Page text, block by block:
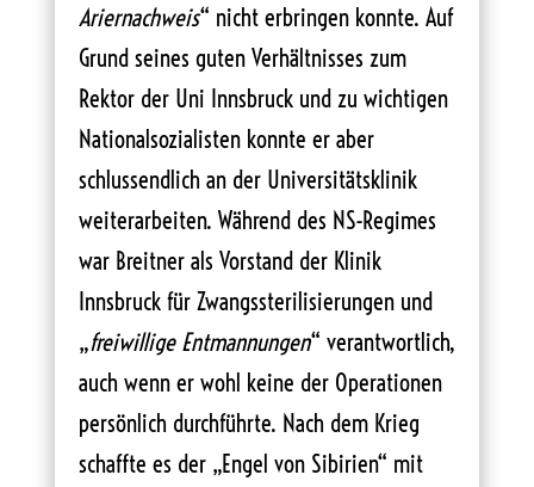
Ariernachweis“ nicht erbringen konnte. Auf
Grund seines guten Verhältnisses zum
Rektor der Uni Innsbruck und zu wichtigen
Nationalsozialisten konnte er aber
schlussendlich an der Universitätsklinik
weiterarbeiten. Während des NS-Regimes
war Breitner als Vorstand der Klinik
Innsbruck für Zwangssterilisierungen und
„freiwillige Entmannungen“ verantwortlich,
auch wenn er wohl keine der Operationen
persönlich durchführte. Nach dem Krieg
schaffte es der „Engel von Sibirien“ mit